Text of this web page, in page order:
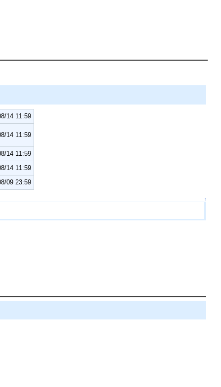
14 11:59
14 11:59
14 11:59
14 11:59
09 23:59
↑